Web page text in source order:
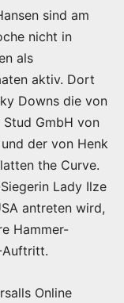
sind am
nicht in
als
aktiv. Dort
Downs die von
GmbH von
der von Henk
the Curve.
Lady Ilze
antreten wird,
Hammer-
Auftritt.
Online